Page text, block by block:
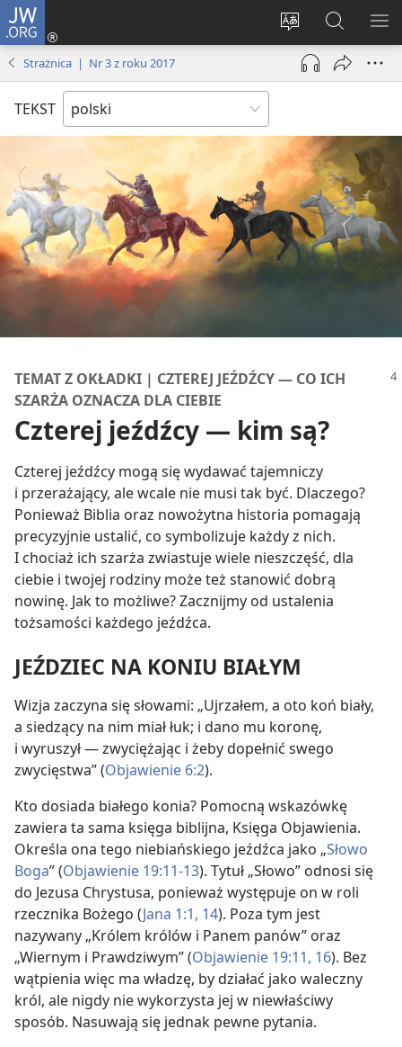
JW.ORG
Wybór
języka
Logowanie
(opens
window)
Szukaj
na
JW.ORG
Strażnica | Nr 3 z roku 2017
TEKST
TEMAT Z OKŁADKI | CZTEREJ JEŹDŹCY — CO ICH
SZARŻA OZNACZA DLA CIEBIE
Czterej jeźdźcy — kim są?
Czterej jeźdźcy mogą się wydawać tajemniczy
i przerażający, ale wcale nie musi tak być. Dlaczego?
Ponieważ Biblia oraz nowożytna historia pomagają
precyzyjnie ustalić, co symbolizuje każdy z nich.
I chociaż ich szarża zwiastuje wiele nieszczęść, dla
ciebie i twojej rodziny może też stanowić dobrą
nowinę. Jak to możliwe? Zacznijmy od ustalenia
tożsamości każdego jeźdźca.
JEŹDZIEC NA KONIU BIAŁYM
Wizja zaczyna się słowami: „Ujrzałem, a oto koń biały,
a siedzący na nim miał łuk; i dano mu koronę,
i wyruszył — zwyciężając i żeby dopełnić swego
zwycięstwa” (Objawienie 6:2).
Kto dosiada białego konia? Pomocną wskazówkę
zawiera ta sama księga biblijna, Księga Objawienia.
Określa ona tego niebiańskiego jeźdźca jako „Słowo
Boga” (Objawienie 19:11-13). Tytuł „Słowo” odnosi się
do Jezusa Chrystusa, ponieważ występuje on w roli
rzecznika Bożego (Jana 1:1, 14). Poza tym jest
nazywany „Królem królów i Panem panów” oraz
„Wiernym i Prawdziwym” (Objawienie 19:11, 16). Bez
wątpienia więc ma władzę, by działać jako waleczny
król, ale nigdy nie wykorzysta jej w niewłaściwy
sposób. Nasuwają się jednak pewne pytania.